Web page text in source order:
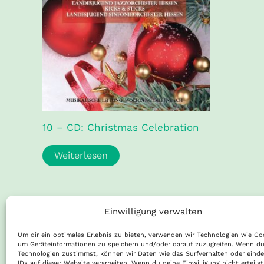
Einwilligung verwalten
Um dir ein optimales Erlebnis zu bieten, verwenden wir Technologien wie
um Geräteinformationen zu speichern und/oder darauf zuzugreifen. Wenn
Technologien zustimmst, können wir Daten wie das Surfverhalten oder
10 – CD: Christmas Celebration
Weiterlesen